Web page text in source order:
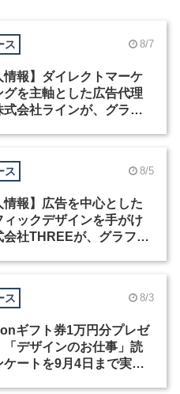
ス 8/7
情報】ダイレクトマーケ
グを主軸とした広告代理
式会社ラインが、グラフ
ス 8/5
情報】広告を中心とした
ィックデザインを手がけ
会社THREEが、グラフィ
ス 8/3
ギフト券1万円分プレゼ
「デザインのお仕事」読
ケートを9月4日まで実施